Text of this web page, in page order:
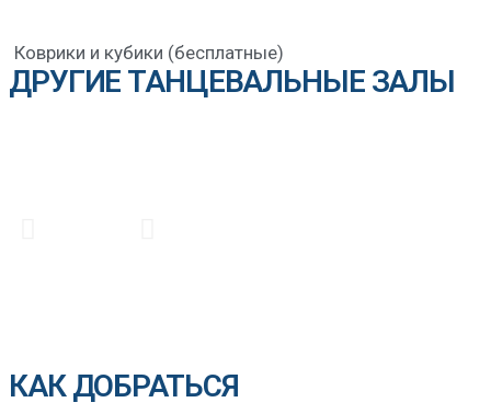
Коврики и кубики (бесплатные)
ДРУГИЕ ТАНЦЕВАЛЬНЫЕ ЗАЛЫ
КАК ДОБРАТЬСЯ